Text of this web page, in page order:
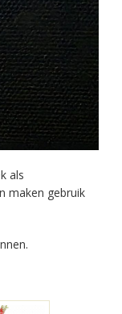
als
maken gebruik